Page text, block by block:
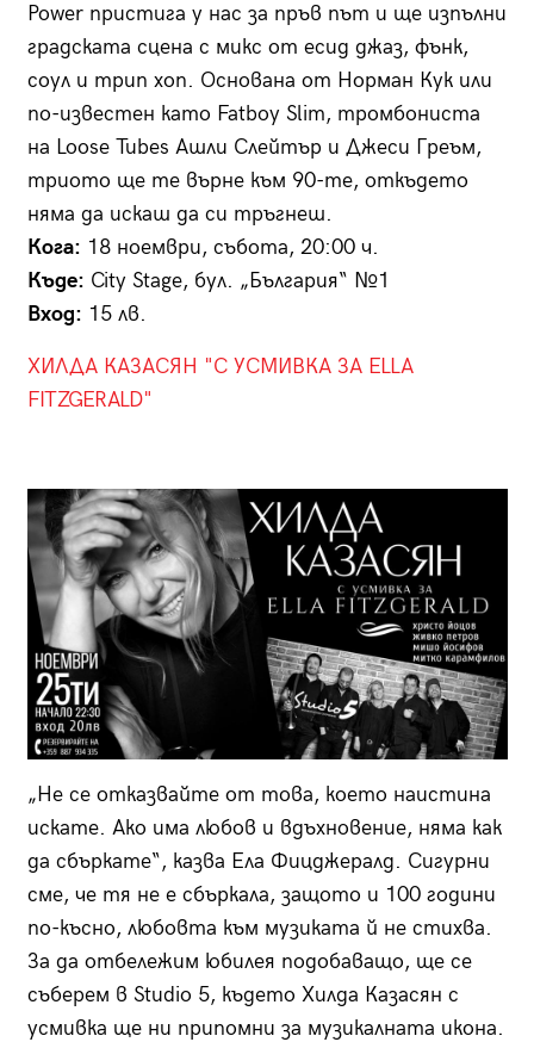
Power пристига у нас за пръв път и ще изпълни
градската сцена с микс от есид джаз, фънк,
соул и трип хоп. Основана от Норман Кук или
по-известен като Fatboy Slim, тромбониста
на Loose Tubes Ашли Слейтър и Джеси Греъм,
триото ще те върне към 90-те, откъдето
няма да искаш да си тръгнеш.
Кога: 18 ноември, събота, 20:00 ч.
Къде: City Stage, бул. „България“ №1
Вход: 15 лв.
ХИЛДА КАЗАСЯН "С УСМИВКА ЗА ELLA
FITZGERALD"
„Не се отказвайте от това, което наистина
искате. Ако има любов и вдъхновение, няма как
да сбъркате“, казва Ела Фицджералд. Сигурни
сме, че тя не е сбъркала, защото и 100 години
по-късно, любовта към музиката й не стихва.
За да отбележим юбилея подобаващо, ще се
съберем в Studio 5, където Хилда Казасян с
усмивка ще ни припомни за музикалната икона.